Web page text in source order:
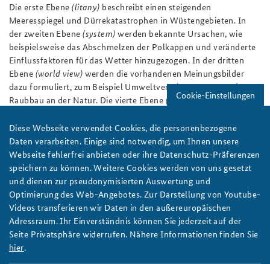
Die erste Ebene(litany) beschreibt einen steigenden
Meeresspiegel und Dürrekatastrophen in Wüstengebieten. In
der zweiten Ebene(system) werden bekannte Ursachen, wie
beispielsweise das Abschmelzen der Polkappen und veränderte
Einflussfaktoren für das Wetter hinzugezogen. In der dritten
Ebene (world view) werden die vorhandenen Meinungsbilder
dazu formuliert, zum Beispiel Umweltverschmutzungen oder
Raubbau an der Natur. Die vierte Ebene (metapher)analysiert
der Ozonschicht durch Verbrennung fossiler Brennstoffe.
Dadurch können die Ursachen für die Entstehung des
Klimawandels identifiziert und notwendige Gegenmaßnahmen
eingeleitet werden.
Mehr Informationen zu Strategischer Vorausschau an der
BAKS
finden Sie in diesem Websitebeitrag
Autoren:
Cookie-Einstellungen
Diese Webseite verwendet Cookies, die personenbezogene
Daten verarbeiten. Einige sind notwendig, um Ihnen unsere
Webseite fehlerfrei anbieten oder ihre Datenschutz-Präferenzen
speichern zu können. Weitere Cookies werden von uns gesetzt
und dienen zur pseudonymisierten Auswertung und
Optimierung des Web-Angebotes. Zur Darstellung von Youtube-
Videos transferieren wir Daten in den außereuropäischen
Adressraum. Ihr Einverständnis können Sie jederzeit auf der
Seite Privatsphäre widerrufen. Nähere Informationen finden Sie
hier.